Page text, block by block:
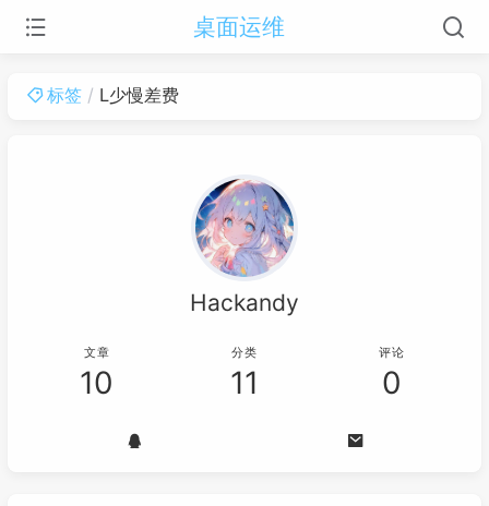
桌面运维
标签 L少慢差费
Hackandy
文章
10
分类
11
评论
0